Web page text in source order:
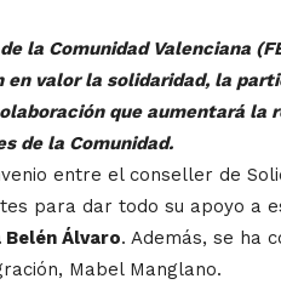
la Comunidad Valenciana
en valor la solidaridad, la
que aumentará
de la Comunidad.
entre el conseller de
para dar todo su apoyo a
Belén Álvaro. Además, se ha
Mabel Manglano.